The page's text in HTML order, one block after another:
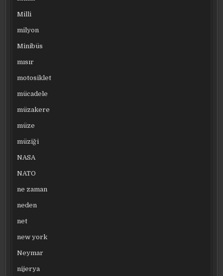
Milli
milyon
Minibüs
mısır
motosiklet
mücadele
müzakere
müze
müziği
NASA
NATO
ne zaman
neden
net
new york
Neymar
nijerya